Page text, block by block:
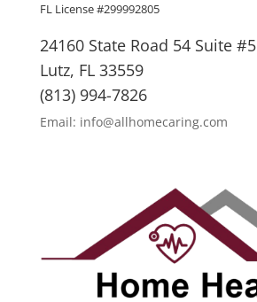
FL License #299992805
24160 State Road 54 Suite #5
Lutz, FL 33559
(813) 994-7826
Email: info@allhomecaring.com